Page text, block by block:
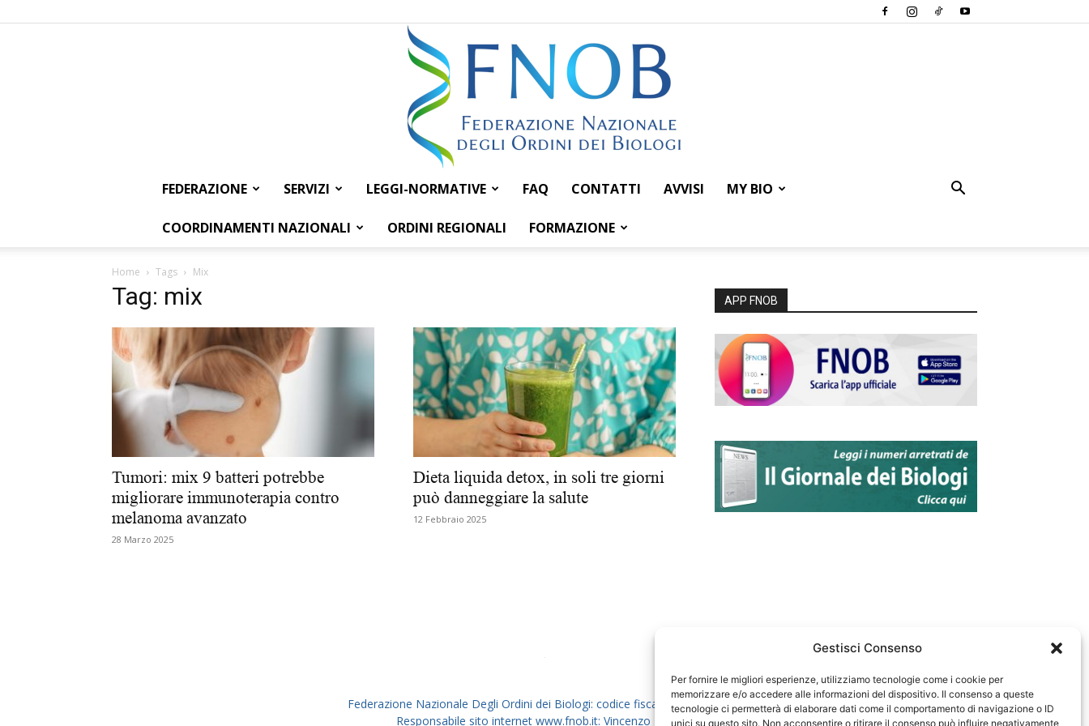
Gestisci Consenso
Per fornire le migliori esperienze, utilizziamo tecnologie come i cookie per
memorizzare e/o accedere alle informazioni del dispositivo. Il consenso a queste
tecnologie ci permetterà di elaborare dati come il comportamento di navigazione o ID
unici su questo sito. Non acconsentire o ritirare il consenso può influire negativamente
Federazione
Nazionale
degli
FEDERAZIONE SERVIZI LEGGI-NORMATIVE FAQ CONTATTI AVVISI MY BIO
COORDINAMENTI NAZIONALI ORDINI REGIONALI FORMAZIONE
Home Tags Mix
Tag: mix
Tumori: mix 9 batteri potrebbe
migliorare immunoterapia contro
melanoma avanzato
28 Marzo 2025
Dieta liquida detox, in soli tre giorni
può danneggiare la salute
12 Febbraio 2025
APP FNOB
Federazione Nazionale Degli Ordini dei Biologi: codice fiscale 80069130583
Responsabile sito internet www.fnob.it: Vincenzo D'Anna